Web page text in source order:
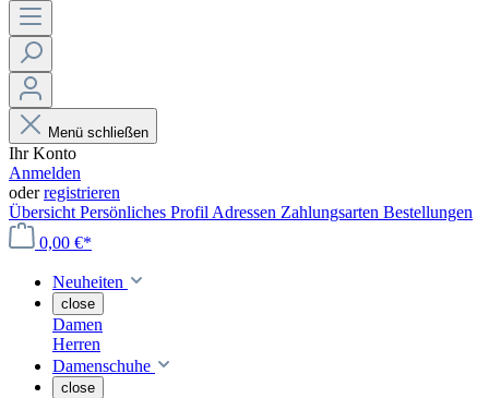
Menü schließen
Ihr Konto
Anmelden
oderregistrieren
Übersicht Persönliches Profil Adressen Zahlungsarten Bestellungen
0,00 €*
Neuheiten
close
Damen
Herren
Damenschuhe
close